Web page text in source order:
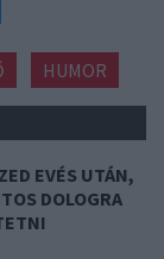
HUMOR
EVÉS UTÁN,
DOLOGRA